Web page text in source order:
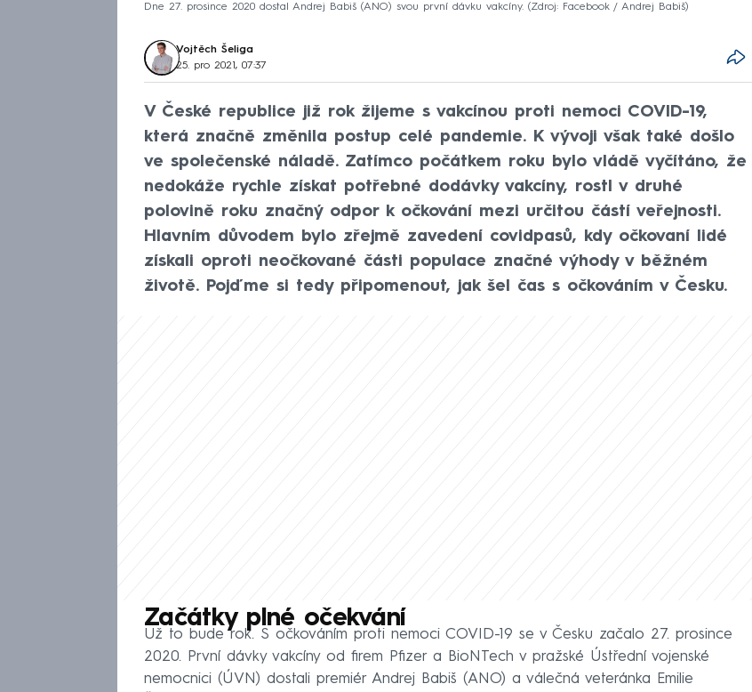
Dne 27. prosince 2020 dostal Andrej Babiš (ANO) svou první dávku vakcíny. Zdroj: Facebook / Andrej Babiš
Vojtěch Šeliga
25. pro 2021, 07:37
V České republice již rok žijeme s vakcínou proti nemoci COVID-19,
která značně změnila postup celé pandemie. K vývoji však také došlo
ve společenské náladě. Zatímco počátkem roku bylo vládě vyčítáno, že
nedokáže rychle získat potřebné dodávky vakcíny, rostl v druhé
polovině roku značný odpor k očkování mezi určitou částí veřejnosti.
Hlavním důvodem bylo zřejmě zavedení covidpasů, kdy očkovaní lidé
získali oproti neočkované části populace značné výhody v běžném
životě. Pojďme si tedy připomenout, jak šel čas s očkováním v Česku.
Začátky plné očekvání
Už to bude rok. S očkováním proti nemoci COVID-19 se v Česku začalo 27. prosince
2020. První dávky vakcíny od firem Pfizer a BioNTech v pražské Ústřední vojenské
nemocnici (ÚVN) dostali premiér Andrej Babiš (ANO) a válečná veteránka Emilie